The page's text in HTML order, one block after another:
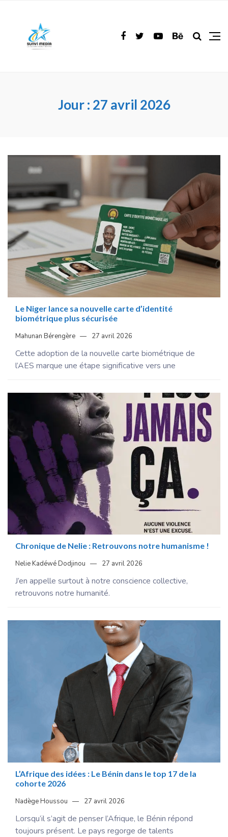
Jour : 27 avril 2026
Le Niger lance sa nouvelle carte d’identité
biométrique plus sécurisée
Mahunan Bérengère 27 avril 2026
Cette adoption de la nouvelle carte biométrique de
l’AES marque une étape significative vers une
Chronique de Nelie : Retrouvons notre humanisme !
Nelie Kadéwé Dodjinou 27 avril 2026
J’en appelle surtout à notre conscience collective,
retrouvons notre humanité.
L’Afrique des idées : Le Bénin dans le top 17 de la
cohorte 2026
Nadège Houssou 27 avril 2026
Lorsqu’il s’agit de penser l’Afrique, le Bénin répond
toujours présent. Le pays regorge de talents